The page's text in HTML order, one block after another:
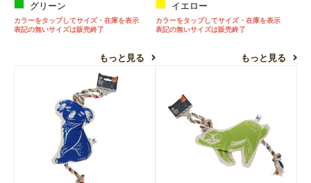
グリーン
カラーをタップしてサイズ・在庫を表示
表記の無いサイズは販売終了
もっと見る
イエロー
カラーをタップしてサイズ・在庫を表示
表記の無いサイズは販売終了
もっと見る